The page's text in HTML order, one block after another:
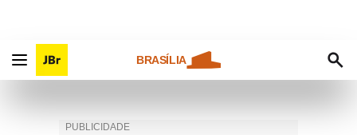
BRASÍLIA